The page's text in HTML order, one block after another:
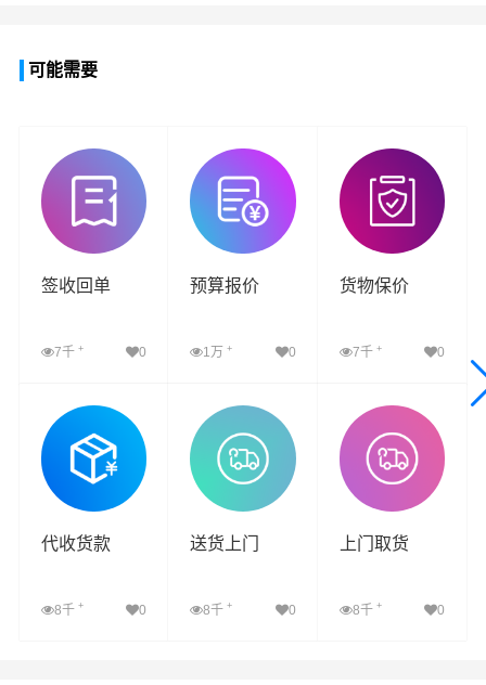
可能需要
签收回单
7千 + 0
查看详细
预算报价
1万+ 0
查看详细
货物保价
7千 + 0
查看详细
代收货款
8千 + 0
送货上门
8千+ 0
上门取货
8千 + 0